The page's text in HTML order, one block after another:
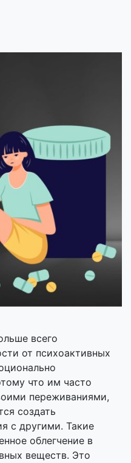
всего
от психоактивных
что им часто
переживаниями,
создать
с другими. Такие
облегчение в
веществ. Это